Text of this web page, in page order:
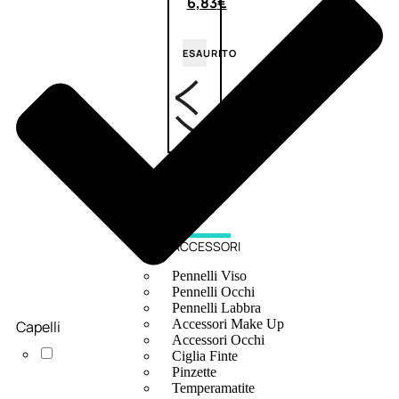
ESAURITO
ACCESSORI
Pennelli Viso
Pennelli Occhi
Pennelli Labbra
Accessori Make Up
Accessori Occhi
Ciglia Finte
Pinzette
Temperamatite
Capelli